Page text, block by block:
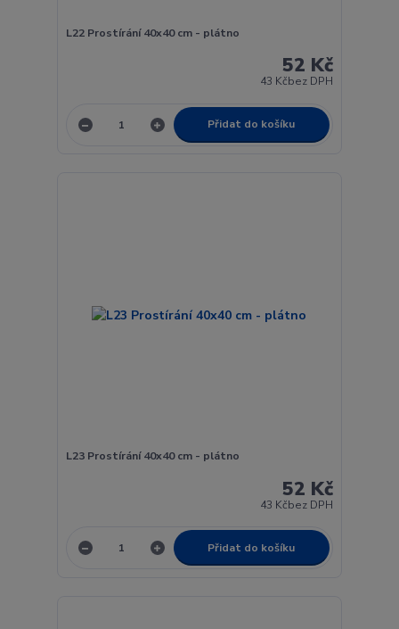
L22 Prostírání 40x40 cm - plátno
52 Kč
43 Kčbez DPH
Přidat do košíku
L23 Prostírání 40x40 cm - plátno
52 Kč
43 Kčbez DPH
Přidat do košíku